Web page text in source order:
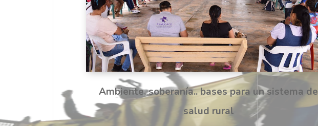
Ambiente, soberanía.. bases para un sistema de
salud rural